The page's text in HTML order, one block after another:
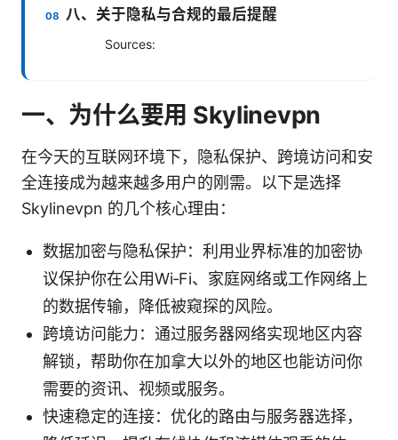
八、关于隐私与合规的最后提醒
Sources:
一、为什么要用 Skylinevpn
在今天的互联网环境下，隐私保护、跨境访问和安
全连接成为越来越多用户的刚需。以下是选择
Skylinevpn 的几个核心理由：
数据加密与隐私保护：利用业界标准的加密协
议保护你在公用Wi‑Fi、家庭网络或工作网络上
的数据传输，降低被窥探的风险。
跨境访问能力：通过服务器网络实现地区内容
解锁，帮助你在加拿大以外的地区也能访问你
需要的资讯、视频或服务。
快速稳定的连接：优化的路由与服务器选择，